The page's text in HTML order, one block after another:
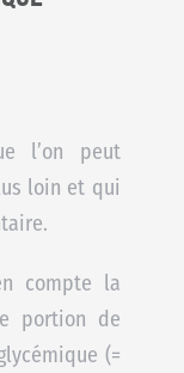
l’on peut
loin et qui
compte la
portion de
(=